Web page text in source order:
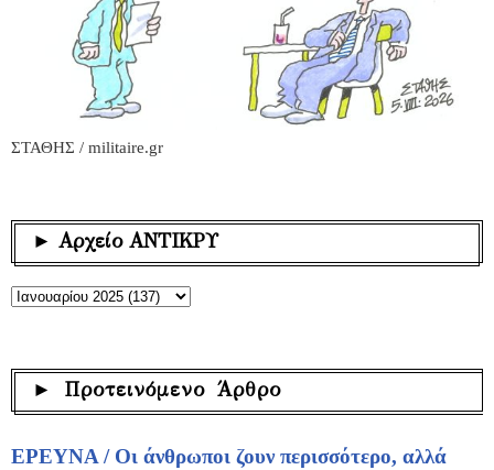
ΣΤΑΘΗΣ / militaire.gr
► Αρχείο ΑΝΤΙΚΡΥ
► Προτεινόμενο Άρθρο
ΕΡΕΥΝΑ / Οι άνθρωποι ζουν περισσότερο, αλλά